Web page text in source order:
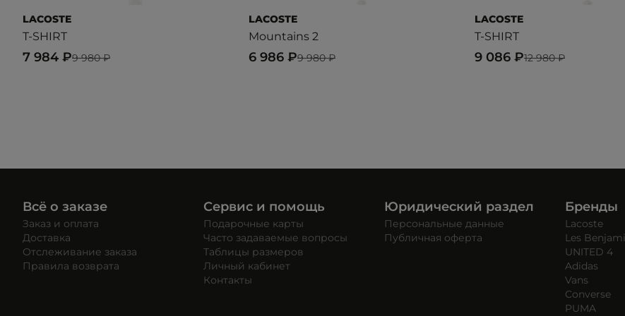
LACOSTE
T-SHIRT
9 980 ₽
7 984 ₽
LACOSTE
Mountains 2
9 980 ₽
6 986 ₽
LACOSTE
T-SHIRT
12 980 ₽
9 086 ₽
Всё о заказе
Заказ и оплата
Доставка
Отслеживание заказа
Правила возврата
Сервис и помощь
Подарочные карты
Часто задаваемые вопросы
Таблицы размеров
Личный кабинет
Контакты
Юридический раздел
Персональные данные
Публичная оферта
Бренды
Lacoste
Les
UNITED 4
Adidas
Vans
Converse
PUMA